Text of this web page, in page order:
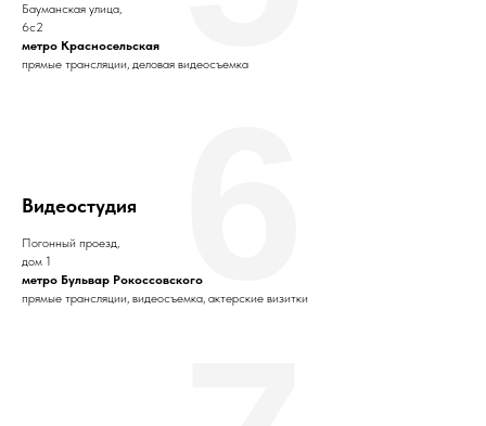
Бауманская улица,
6с2
метро Красносельская
прямые трансляции, деловая видеосъемка
Видеостудия
Погонный проезд,
дом 1
метро Бульвар Рокоссовского
прямые трансляции, видеосъемка, актерские визитки